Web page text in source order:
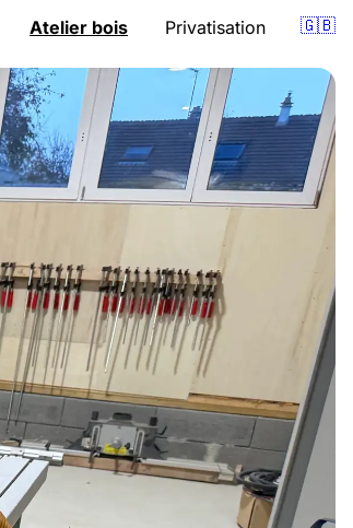
Atelier bois
Présentation
Cours
Accompagnement
Devis
Bons cadeaux
Accès
Privatisation 🇬🇧